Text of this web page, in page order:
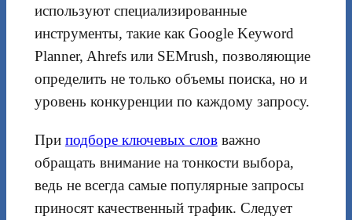
используют специализированные
инструменты, такие как Google Keyword
Planner, Ahrefs или SEMrush, позволяющие
определить не только объемы поиска, но и
уровень конкуренции по каждому запросу.
При подборе ключевых словважно
обращать внимание на тонкости выбора,
ведь не всегда самые популярные запросы
приносят качественный трафик. Следует